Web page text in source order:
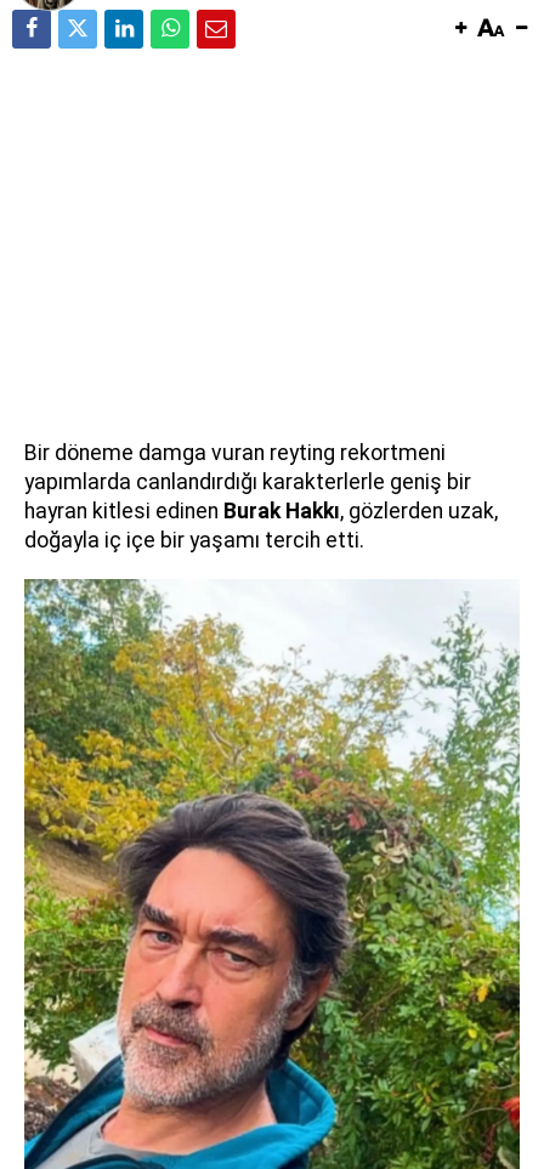
Bir döneme damga vuran reyting rekortmeni
yapımlarda canlandırdığı karakterlerle geniş bir
hayran kitlesi edinen Burak Hakkı, gözlerden uzak,
doğayla iç içe bir yaşamı tercih etti.